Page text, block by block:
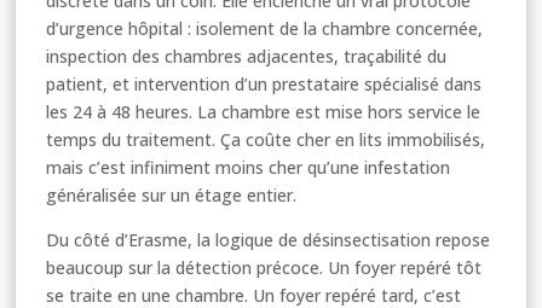
d’urgence hôpital : isolement de la chambre concernée,
inspection des chambres adjacentes, traçabilité du
patient, et intervention d’un prestataire spécialisé dans
les 24 à 48 heures. La chambre est mise hors service le
temps du traitement. Ça coûte cher en lits immobilisés,
mais c’est infiniment moins cher qu’une infestation
généralisée sur un étage entier.
Du côté d’Erasme, la logique de désinsectisation repose
beaucoup sur la détection précoce. Un foyer repéré tôt
se traite en une chambre. Un foyer repéré tard, c’est